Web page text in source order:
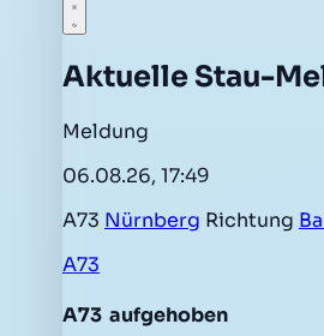
Aktuelle Stau-
Meldung
06.08.26, 17:49
A73 Nürnberg Richtung
A73
A73 aufgehoben